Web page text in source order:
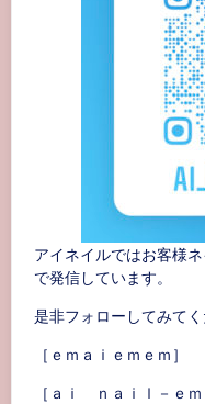
アイネイルではお客様
で発信しています。
是非フォローしてみて
［ｅｍａｉｅｍｅｍ］
［ａｉ ｎａｉｌ－ｅｍ